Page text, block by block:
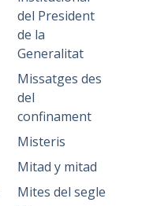
del President
de la
Generalitat
Missatges des
del
confinament
Misteris
Mitad y mitad
Mites del segle